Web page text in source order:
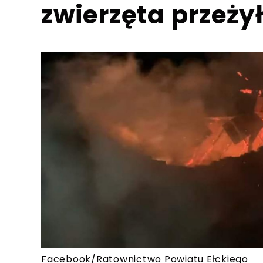
zwierzęta
Facebook/Ratownictwo Powiatu Ełckiego